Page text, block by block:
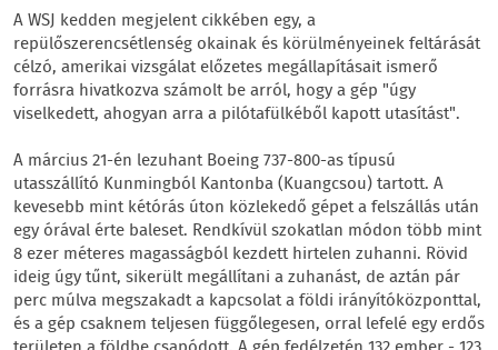
A WSJ kedden megjelent cikkében egy, a
repülőszerencsétlenség okainak és körülményeinek feltárását
célzó, amerikai vizsgálat előzetes megállapításait ismerő
forrásra hivatkozva számolt be arról, hogy a gép "úgy
viselkedett, ahogyan arra a pilótafülkéből kapott utasítást".
A március 21-én lezuhant Boeing 737-800-as típusú
utasszállító Kunmingból Kantonba (Kuangcsou) tartott. A
kevesebb mint kétórás úton közlekedő gépet a felszállás után
egy órával érte baleset. Rendkívül szokatlan módon több mint
8 ezer méteres magasságból kezdett hirtelen zuhanni. Rövid
ideig úgy tűnt, sikerült megállítani a zuhanást, de aztán pár
perc múlva megszakadt a kapcsolat a földi irányítóközponttal,
és a gép csaknem teljesen függőlegesen, orral lefelé egy erdős